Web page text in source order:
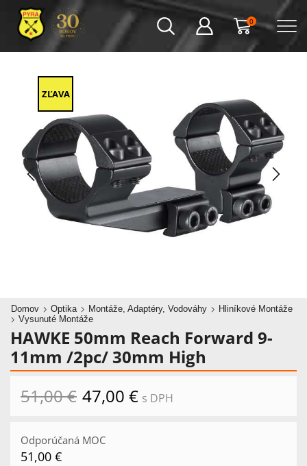
0
ZĽAVA
Domov Optika Montáže, Adaptéry, Vodováhy
Hliníkové Montáže
Vysunuté Montáže
HAWKE 50mm Reach Forward 9-
11mm /2pc/ 30mm High
51,00€ Pôvodná
cena
51,00 €.
47,00 €Aktuálna
cena
s DPH
Odporúčaná MOC
51,00 €